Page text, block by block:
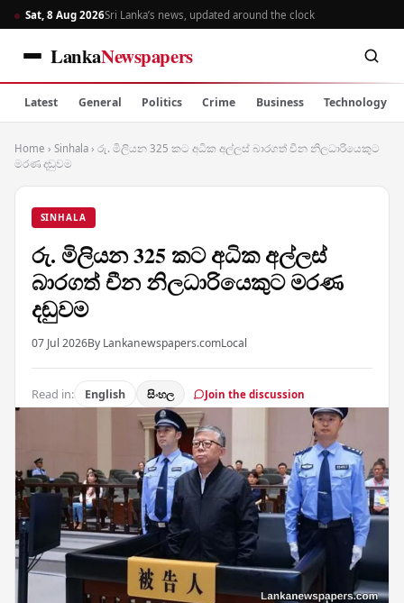
Sat, 8 Aug 2026Sri Lanka’s news, updated around the clock
LankaNewspapers
Latest General Politics Crime Business Technology
Home › Sinhala › රු. මිලියන 325 කට අධික අල්ලස් බාරගත් චීන නිලධාරියෙකුට
මරණ දඬුවම
SINHALA
රු. මිලියන 325 කට අධික අල්ලස්
බාරගත් චීන නිලධාරියෙකුට මරණ
දඬුවම
07 Jul 2026By Lankanewspapers.comLocal
Read in: English සිංහල Join the discussion